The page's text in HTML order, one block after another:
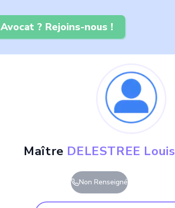
Avocat ? Rejoins-nous !
Maître DELESTREE Louis
Non Renseigné